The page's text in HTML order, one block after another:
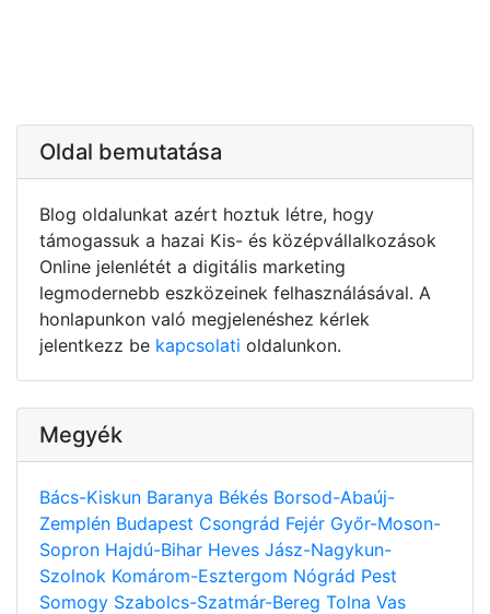
Oldal bemutatása
Blog oldalunkat azért hoztuk létre, hogy
támogassuk a hazai Kis- és középvállalkozások
Online jelenlétét a digitális marketing
legmodernebb eszközeinek felhasználásával. A
honlapunkon való megjelenéshez kérlek
jelentkezz be kapcsolati oldalunkon.
Megyék
Bács-Kiskun Baranya Békés Borsod-Abaúj-
Zemplén Budapest Csongrád Fejér Győr-Moson-
Sopron Hajdú-Bihar Heves Jász-Nagykun-
Szolnok Komárom-Esztergom Nógrád Pest
Somogy Szabolcs-Szatmár-Bereg Tolna Vas